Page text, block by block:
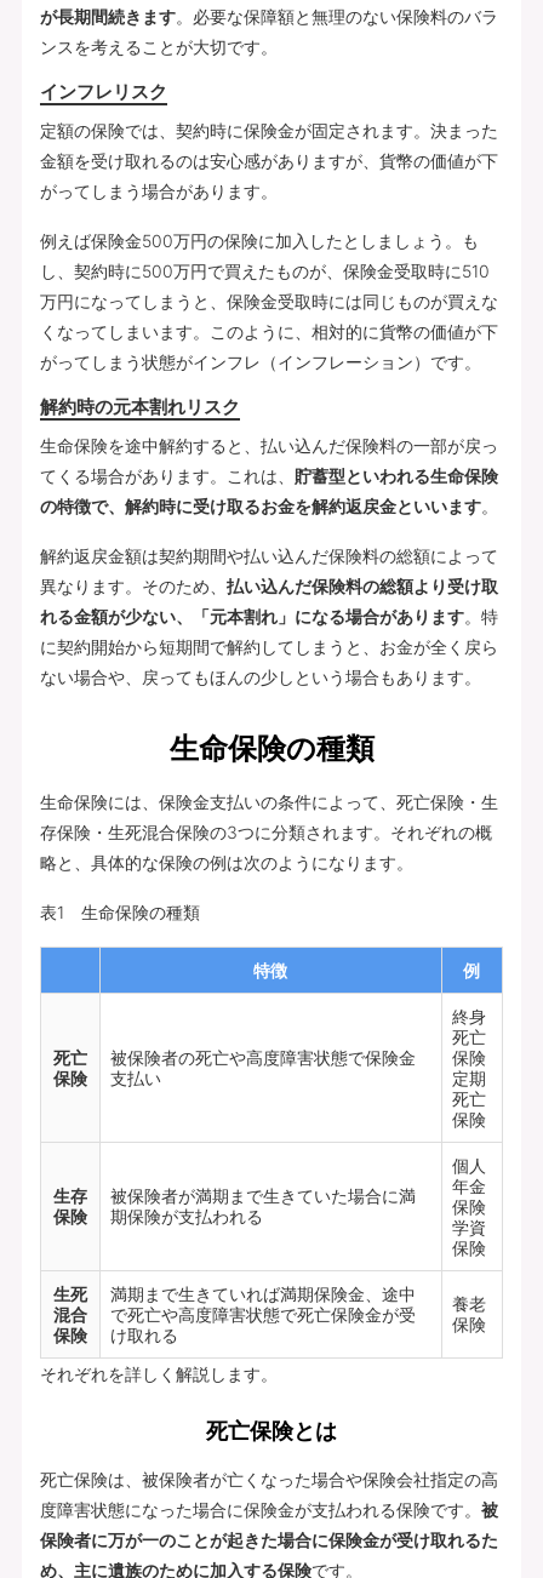
が長期間続きます。必要な保障額と無理のない保険料のバラ
ンスを考えることが大切です。
インフレリスク
定額の保険では、契約時に保険金が固定されます。決まった
金額を受け取れるのは安心感がありますが、貨幣の価値が下
がってしまう場合があります。
例えば保険金500万円の保険に加入したとしましょう。も
し、契約時に500万円で買えたものが、保険金受取時に510
万円になってしまうと、保険金受取時には同じものが買えな
くなってしまいます。このように、相対的に貨幣の価値が下
がってしまう状態がインフレ（インフレーション）です。
解約時の元本割れリスク
生命保険を途中解約すると、払い込んだ保険料の一部が戻っ
てくる場合があります。これは、 貯蓄型といわれる生命保険
の特徴で、解約時に受け取るお金を解約返戻金といいます。
解約返戻金額は契約期間や払い込んだ保険料の総額によって
異なります。そのため、 払い込んだ保険料の総額より受け取
れる金額が少ない、「元本割れ」になる場合があります。特
に契約開始から短期間で解約してしまうと、お金が全く戻ら
ない場合や、戻ってもほんの少しという場合もあります。
生命保険の種類
生命保険には、保険金支払いの条件によって、死亡保険・生
存保険・生死混合保険の3つに分類されます。それぞれの概
略と、具体的な保険の例は次のようになります。
表1 生命保険の種類
特徴 例
死亡
保険
被保険者の死亡や高度障害状態で保険金
支払い
終身
死亡
保険
定期
死亡
保険
生存
保険
被保険者が満期まで生きていた場合に満
期保険が支払われる
個人
年金
保険
学資
保険
生死
混合
保険
満期まで生きていれば満期保険金、途中
で死亡や高度障害状態で死亡保険金が受
け取れる
養老
保険
それぞれを詳しく解説します。
死亡保険とは
死亡保険は、被保険者が亡くなった場合や保険会社指定の高
度障害状態になった場合に保険金が支払われる保険です。 被
保険者に万が一のことが起きた場合に保険金が受け取れるた
め、主に遺族のために加入する保険です。